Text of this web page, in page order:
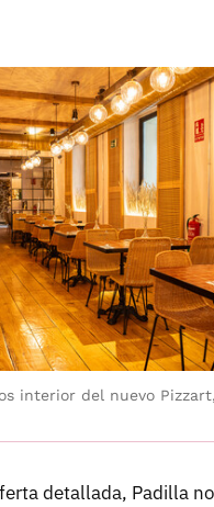
interior del nuevo
detallada, Padilla